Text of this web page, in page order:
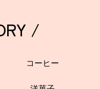
/
コーヒー